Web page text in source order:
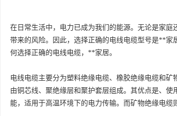
在日常生活中，电力已成为我们的能源。无论是家
带来的风险。因此，选择正确的电线电缆型号是**家
何选择正确的电线电缆，**家居。
电线电缆主要分为塑料绝缘电缆、橡胶绝缘电缆和
由铜芯线、聚绝缘层和聚护套层组成。其优点是、
能，适用于高温环境下的电力传输。而矿物绝缘电缆